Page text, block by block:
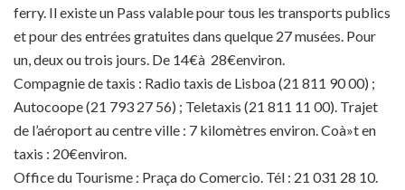
ferry. Il existe un Pass valable pour tous les transports publics
et pour des entrées gratuites dans quelque 27 musées. Pour
un, deux ou trois jours. De 14€à 28€environ.
Compagnie de taxis : Radio taxis de Lisboa (21 811 90 00) ;
Autocoope (21 793 27 56) ; Teletaxis (21 811 11 00). Trajet
de l’aéroport au centre ville : 7 kilomètres environ. Coà»t en
taxis : 20€environ.
Office du Tourisme : Praça do Comercio. Tél : 21 031 28 10.